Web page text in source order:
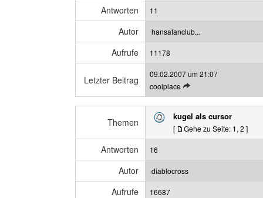
e
n
n
t
r
a
a
n
i
Antworten 11
Autor hansafanclub...
Aufrufe 11178
Letzter Beitrag
09.02.2007 um 21:07
coolplace L
e
t
z
t
Themen
kugel als cursor
[ Gehe zu Seite: 1, 2 ]
Antworten 16
Autor diablocross
Aufrufe 16687